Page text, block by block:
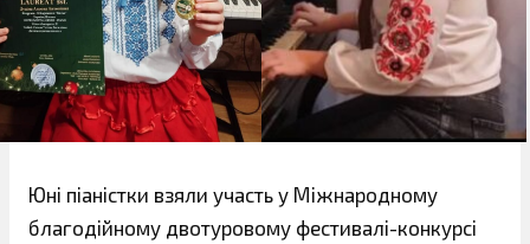
Юні піаністки взяли участь у Міжнародному
благодійному двотуровому фестивалі-конкурсі